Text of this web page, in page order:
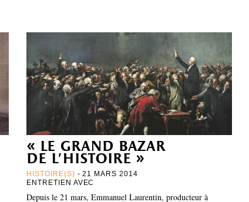
« le grand bazar
de l’histoire »
HISTOIRE(S) - 21 MARS 2014
ENTRETIEN AVEC
Depuis le 21 mars, Emmanuel Laurentin, producteur à